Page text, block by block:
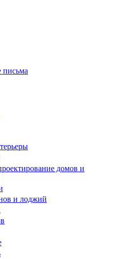
письма
домов и
и лоджий